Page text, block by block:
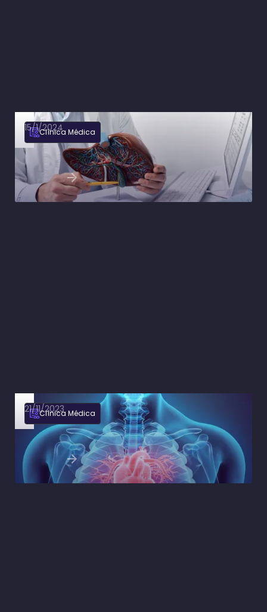
Clínica Médica
15/1/2024
Encefalopatia hepática: fisiopatologia, quadro
clínico e tratamento
Ler artigo
Clínica Médica
21/11/2023
Semaglutida no tratamento da insuficiência
cardíaca de fração de ejeção preservada
Ler artigo